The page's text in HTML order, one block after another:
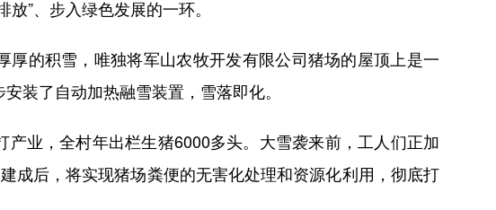
”、步入绿色发展的一环。
的积雪，唯独将军山农牧开发有限公司猪场的屋顶上是一
装了自动加热融雪装置，雪落即化。
业，全村年出栏生猪6000多头。大雪袭来前，工人们正加
成后，将实现猪场粪便的无害化处理和资源化利用，彻底打